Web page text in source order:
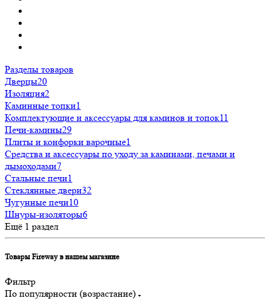
Разделы товаров
Дверцы20
Изоляция2
Каминные топки1
Комплектующие и аксессуары для каминов и топок11
Печи-камины29
Плиты и конфорки варочные1
Средства и аксессуары по уходу за каминами, печами и
дымоходами7
Стальные печи1
Стеклянные двери32
Чугунные печи10
Шнуры-изоляторы6
Ещё 1 раздел
Товары Fireway в нашем магазине
Фильтр
По популярности (возрастание)